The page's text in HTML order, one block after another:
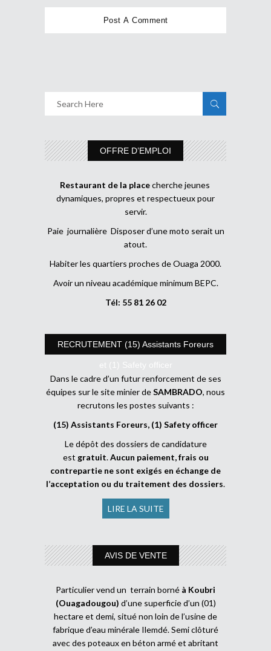
OFFRE D’EMPLOI
Restaurant de la placecherche jeunes
dynamiques, propres et respectueux pour
servir.
Paie journalière Disposer d’une moto serait un
atout.
Habiter les quartiers proches de Ouaga 2000.
Avoir un niveau académique minimum BEPC.
Tél: 55 81 26 02
RECRUTEMENT (15) Assistants Foreurs
et (1) Safety officer
Dans le cadre d’un futur renforcement de ses
équipes sur le site minier deSAMBRADO, nous
recrutons les postes suivants :
(15) Assistants Foreurs, (1) Safety officer
Le dépôt des dossiers de candidature
est gratuit.Aucun paiement, frais ou
contrepartie ne sont exigés en échange de
l’acceptation ou du traitement des dossiers.
LIRE LA SUITE
AVIS DE VENTE
Particulier vend un terrain borné à Koubri
(Ouagadougou) d’une superficie d’un (01)
hectare et demi, situé non loin de l’usine de
fabrique d’eau minérale Ilemdé. Semi clôturé
avec des poteaux en béton armé et abritant